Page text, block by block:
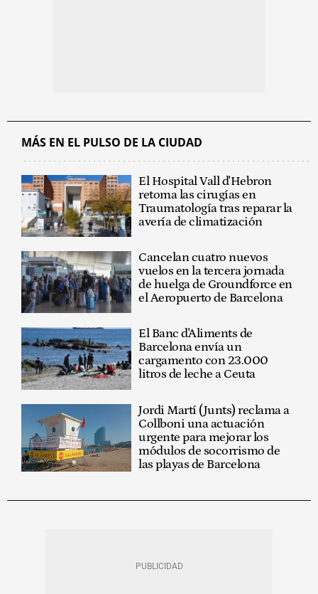
MÁS EN EL PULSO DE LA CIUDAD
El Hospital Vall d'Hebron
retoma las cirugías en
Traumatología tras reparar la
avería de climatización
Cancelan cuatro nuevos
vuelos en la tercera jornada
de huelga de Groundforce en
el Aeropuerto de Barcelona
El Banc d'Aliments de
Barcelona envía un
cargamento con 23.000
litros de leche a Ceuta
Jordi Martí (Junts) reclama a
Collboni una actuación
urgente para mejorar los
módulos de socorrismo de
las playas de Barcelona